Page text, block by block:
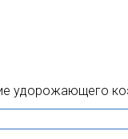
удорожающего